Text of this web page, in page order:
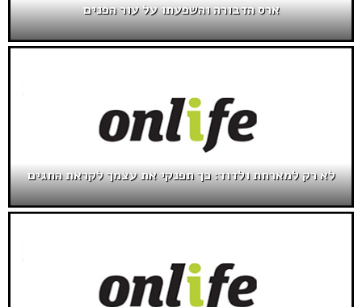
ארס הדבורה והשפעתו על עור הפנים
לא רק למארחת ולדוד: כך תפנקי את עצמך לקראת החגים